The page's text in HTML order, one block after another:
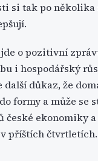
si tak po
o pozitivní
i hospodářský
důkaz, že
formy a může se
české ekonomiky
příštích čtvrtletích.